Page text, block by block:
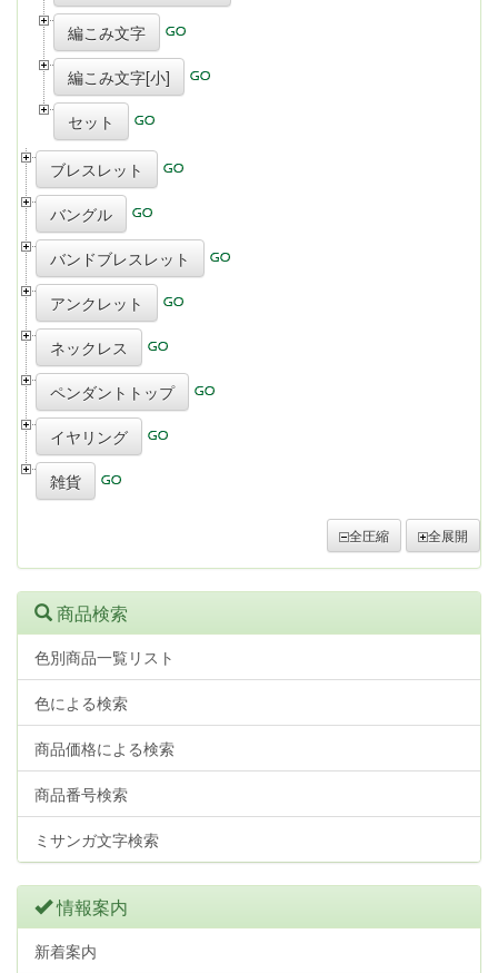
編こみ文字
編こみ文字[小]
セット
ブレスレット
バングル
バンドブレスレット
アンクレット
ネックレス
ペンダントトップ
イヤリング
雑貨
全圧縮 全展開
商品検索
色別商品一覧リスト
色による検索
商品価格による検索
商品番号検索
ミサンガ文字検索
情報案内
新着案内